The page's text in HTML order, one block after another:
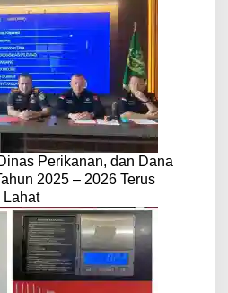
Perikanan, dan Dana
2025 – 2026 Terus
Lahat